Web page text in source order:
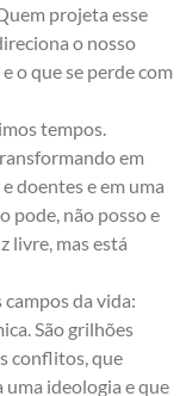
projeta esse
o nosso
o que se perde com
tempos.
em
doentes e em uma
pode, não posso e
livre, mas está
da vida:
São grilhões
conflitos, que
ideologia e que